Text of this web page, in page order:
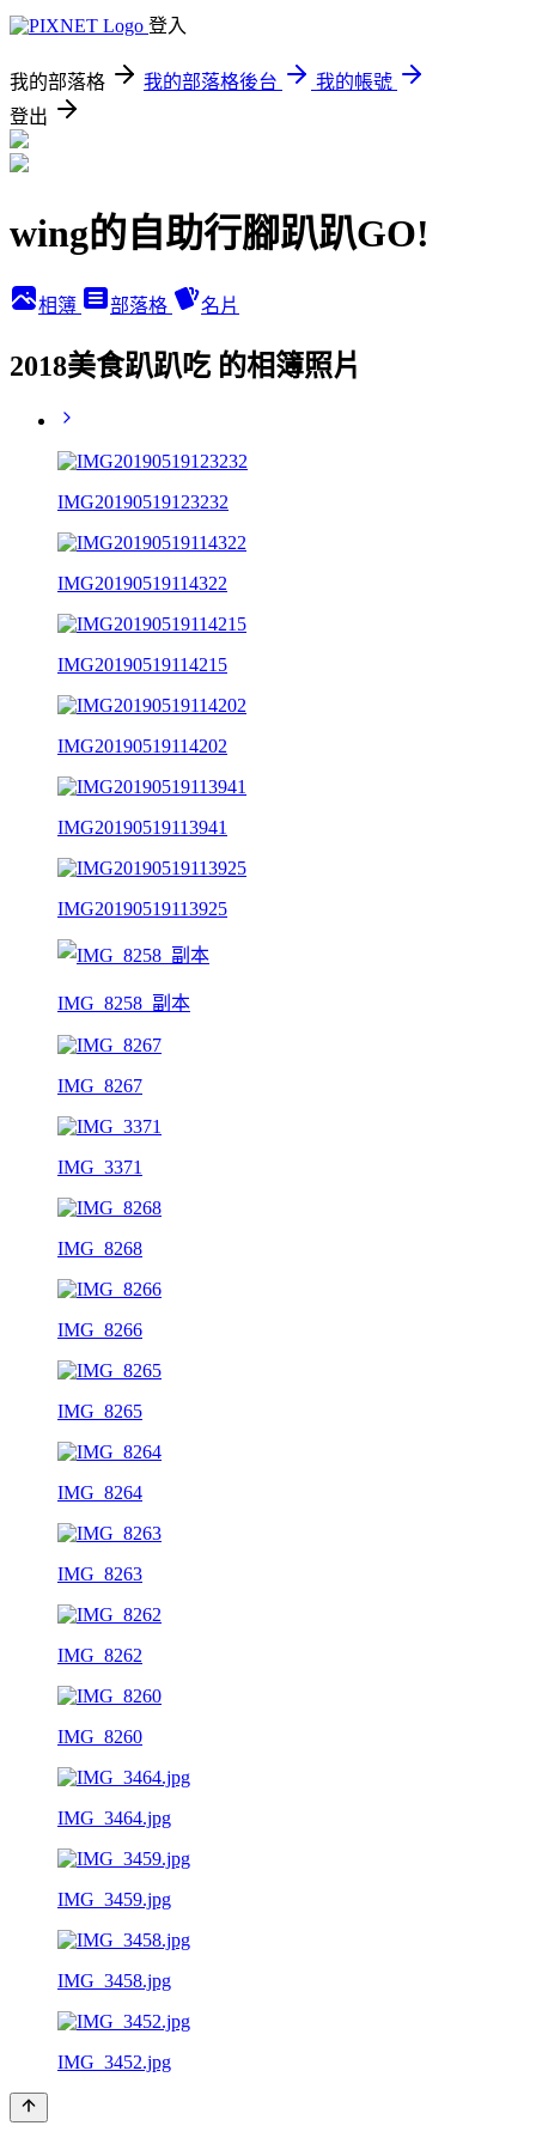
登入
我的部落格 我的部落格後台
我的帳號
登出
wing的自助行腳趴趴GO!
相簿 部落格 名片
2018美食趴趴吃 的相簿照片
IMG20190519123232
IMG20190519114322
IMG20190519114215
IMG20190519114202
IMG20190519113941
IMG20190519113925
IMG_8258_副本
IMG_8267
IMG_3371
IMG_8268
IMG_8266
IMG_8265
IMG_8264
IMG_8263
IMG_8262
IMG_8260
IMG_3464.jpg
IMG_3459.jpg
IMG_3458.jpg
IMG_3452.jpg